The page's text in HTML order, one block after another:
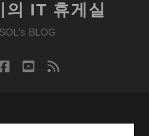
의 IT 휴게실
BLOG
facebook
youtube
rss